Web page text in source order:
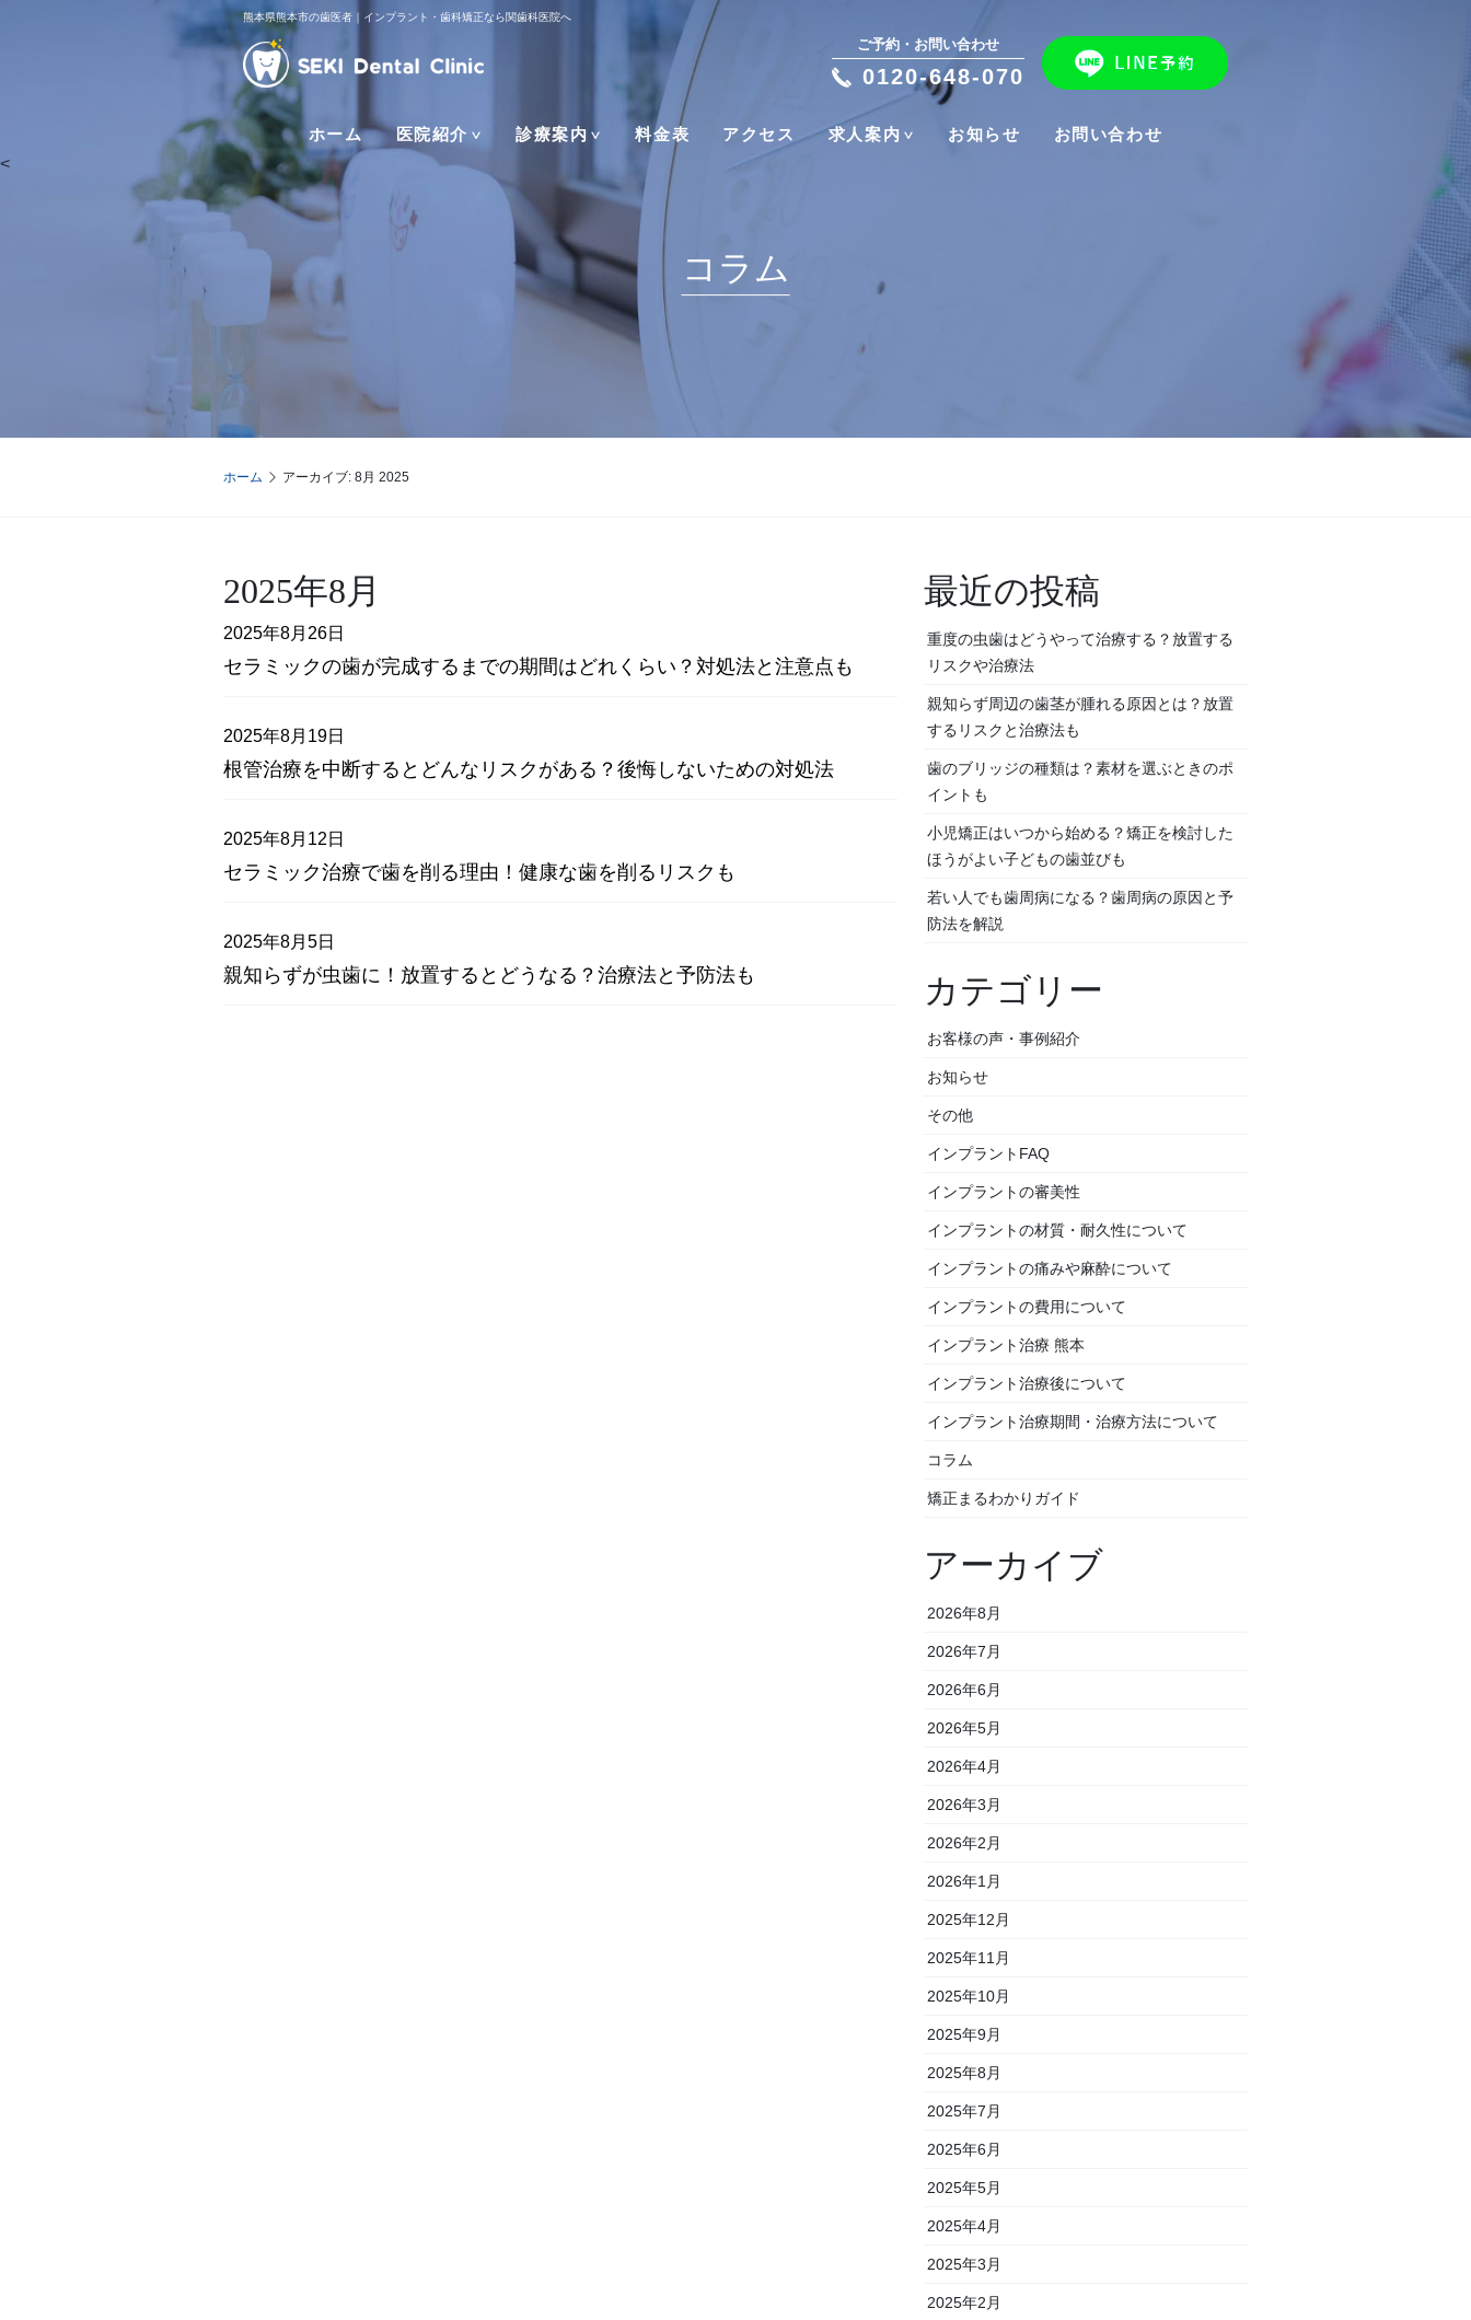
熊本県熊本市の歯医者｜インプラント・歯科矯正なら関歯科医院へ
ご予約・お問い合わせ
0120-648-070
ホーム 医院紹介 診療案内 料金表 アクセス 求人案内 お知らせ お問い合わせ
コラム
<
ホーム アーカイブ: 8月 2025
2025年8月
2025年8月26日
セラミックの歯が完成するまでの期間はどれくらい？対処法と注意点も
2025年8月19日
根管治療を中断するとどんなリスクがある？後悔しないための対処法
2025年8月12日
セラミック治療で歯を削る理由！健康な歯を削るリスクも
2025年8月5日
親知らずが虫歯に！放置するとどうなる？治療法と予防法も
最近の投稿
重度の虫歯はどうやって治療する？放置する
リスクや治療法
親知らず周辺の歯茎が腫れる原因とは？放置
するリスクと治療法も
歯のブリッジの種類は？素材を選ぶときのポ
イントも
小児矯正はいつから始める？矯正を検討した
ほうがよい子どもの歯並びも
若い人でも歯周病になる？歯周病の原因と予
防法を解説
カテゴリー
お客様の声・事例紹介
お知らせ
その他
インプラントFAQ
インプラントの審美性
インプラントの材質・耐久性について
インプラントの痛みや麻酔について
インプラントの費用について
インプラント治療 熊本
インプラント治療後について
インプラント治療期間・治療方法について
コラム
矯正まるわかりガイド
アーカイブ
2026年8月
2026年7月
2026年6月
2026年5月
2026年4月
2026年3月
2026年2月
2026年1月
2025年12月
2025年11月
2025年10月
2025年9月
2025年8月
2025年7月
2025年6月
2025年5月
2025年4月
2025年3月
2025年2月